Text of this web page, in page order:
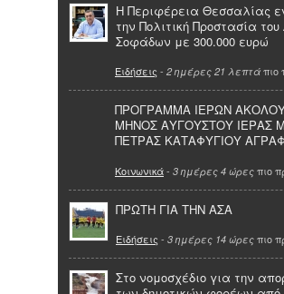
Η Περιφέρεια Θεσσαλίας
την Πολιτική Προστασία
Σοφάδων με 300.000 ευρώ
Ειδήσεις - 2 ημέρες 21 λεπτά πιο
ΠΡΟΓΡΑΜΜΑ ΙΕΡΩΝ
ΜΗΝΟΣ ΑΥΓΟΥΣΤΟΥ ΙΕΡΑΣ
ΠΕΤΡΑΣ ΚΑΤΑΦΥΓΙΟΥ
Κοινωνικά- 3 ημέρες 4 ώρες πιο
ΠΡΩΤΗ ΓΙΑ ΤΗΝ ΑΣΑ
Ειδήσεις - 3 ημέρες 14 ώρες πιο
Στο νομοσχέδιο για την